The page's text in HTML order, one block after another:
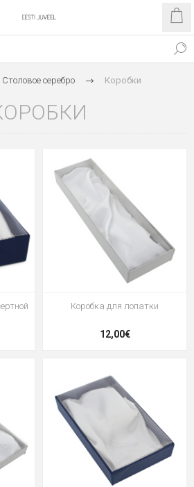
Столовое серебро Коробки
Коробка для лопатки
12,00€